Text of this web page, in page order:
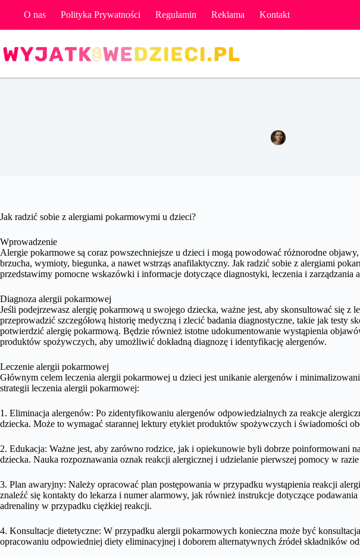
O nas Polityka Prywatności Regulamin Reklama Kontakt
Jak radzić sobie z alergiami pokarmowymi u dzieci?
Wprowadzenie
Alergie pokarmowe są coraz powszechniejsze u dzieci i mogą powodować różnorodne
brzucha, wymioty, biegunka, a nawet wstrząs anafilaktyczny. Jak radzić sobie z alergiami
przedstawimy pomocne wskazówki i informacje dotyczące diagnostyki, leczenia i zarządzania
Diagnoza alergii pokarmowej
Jeśli podejrzewasz alergię pokarmową u swojego dziecka, ważne jest, aby skonsultować się z
przeprowadzić szczegółową historię medyczną i zlecić badania diagnostyczne, takie jak testy
potwierdzić alergię pokarmową. Będzie również istotne udokumentowanie wystąpienia
produktów spożywczych, aby umożliwić dokładną diagnozę i identyfikację alergenów.
Leczenie alergii pokarmowej
Głównym celem leczenia alergii pokarmowej u dzieci jest unikanie alergenów i
strategii leczenia alergii pokarmowej:
1. Eliminacja alergenów: Po zidentyfikowaniu alergenów odpowiedzialnych za reakcje
dziecka. Może to wymagać starannej lektury etykiet produktów spożywczych i świadomości
2. Edukacja: Ważne jest, aby zarówno rodzice, jak i opiekunowie byli dobrze poinformowani
dziecka. Nauka rozpoznawania oznak reakcji alergicznej i udzielanie pierwszej pomocy w
3. Plan awaryjny: Należy opracować plan postępowania w przypadku wystąpienia reakcji
znaleźć się kontakty do lekarza i numer alarmowy, jak również instrukcje dotyczące
adrenaliny w przypadku ciężkiej reakcji.
4. Konsultacje dietetyczne: W przypadku alergii pokarmowych konieczna może być
opracowaniu odpowiedniej diety eliminacyjnej i doborem alternatywnych źródeł składników